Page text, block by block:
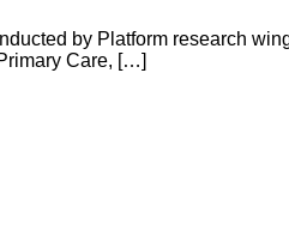
by Platform research
Care, […]